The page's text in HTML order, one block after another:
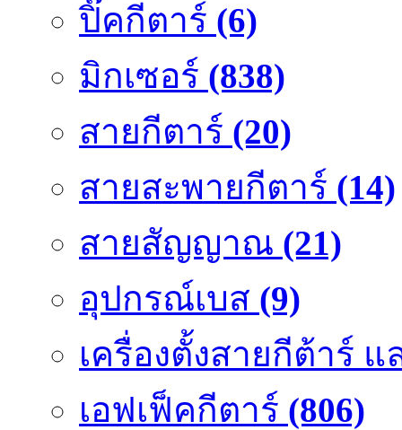
ปิ๊คกีตาร์ (6)
มิกเซอร์ (838)
สายกีตาร์ (20)
สายสะพายกีตาร์ (14)
สายสัญญาณ (21)
อุปกรณ์เบส (9)
เครื่องตั้งสายกีต้าร์ แ
เอฟเฟ็คกีตาร์ (806)